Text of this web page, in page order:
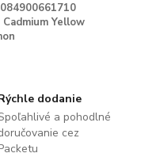
Cadmium Yellow
dodanie
a pohodlné
cez